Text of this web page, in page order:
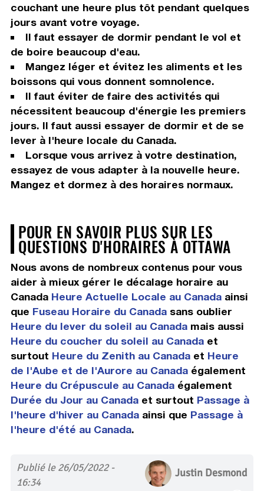
couchant une heure plus tôt pendant quelques
jours avant votre voyage.
Il faut essayer de dormir pendant le vol et
de boire beaucoup d'eau.
Mangez léger et évitez les aliments et les
boissons qui vous donnent somnolence.
Il faut éviter de faire des activités qui
nécessitent beaucoup d'énergie les premiers
jours. Il faut aussi essayer de dormir et de se
lever à l'heure locale du Canada.
Lorsque vous arrivez à votre destination,
essayez de vous adapter à la nouvelle heure.
Mangez et dormez à des horaires normaux.
POUR EN SAVOIR PLUS SUR LES
QUESTIONS D'HORAIRES À OTTAWA
Nous avons de nombreux contenus pour vous
aider à mieux gérer le décalage horaire au
Canada Heure Actuelle Locale au Canadaainsi
que Fuseau Horaire du Canadasans oublier
Heure du lever du soleil au Canadamais aussi
Heure du coucher du soleil au Canadaet
surtout Heure du Zenith au Canadaet Heure
de l'Aube et de l'Aurore au Canadaégalement
Heure du Crépuscule au Canadaégalement
Durée du Jour au Canadaet surtout Passage à
l'heure d'hiver au Canadaainsi que Passage à
l'heure d'été au Canada.
Publié le 26/05/2022 -
16:34
Justin Desmond